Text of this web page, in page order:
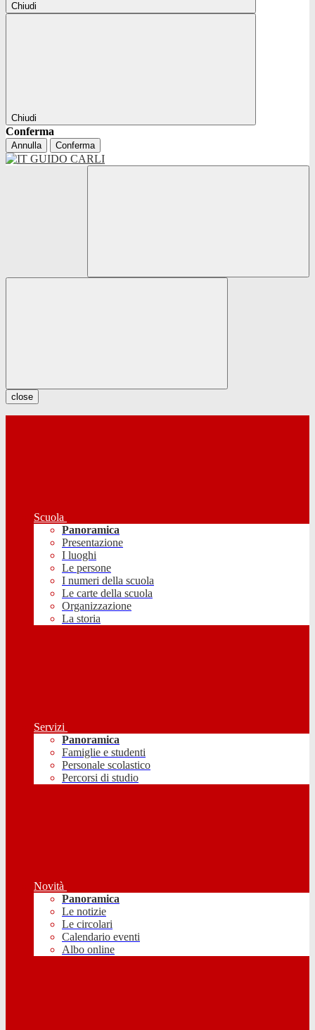
Chiudi
Chiudi
Conferma
Annulla Conferma
close
Scuola
Panoramica
Presentazione
I luoghi
Le persone
I numeri della scuola
Le carte della scuola
Organizzazione
La storia
Servizi
Panoramica
Famiglie e studenti
Personale scolastico
Percorsi di studio
Novità
Panoramica
Le notizie
Le circolari
Calendario eventi
Albo online